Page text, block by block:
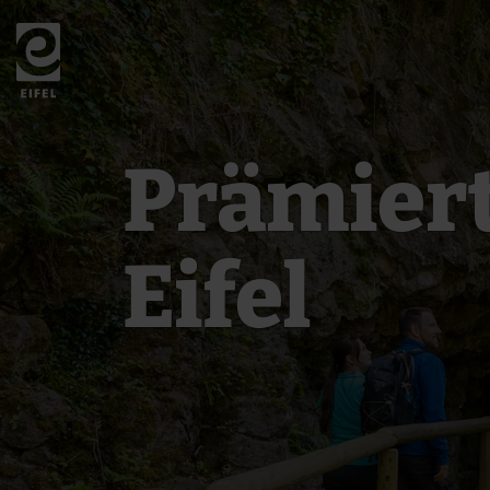
Zurück
zur
Startseite
Eifel